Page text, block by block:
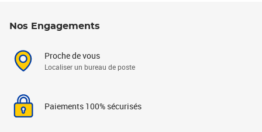
Nos Engagements
Proche de vous
Localiser un bureau de poste
Paiements 100% sécurisés